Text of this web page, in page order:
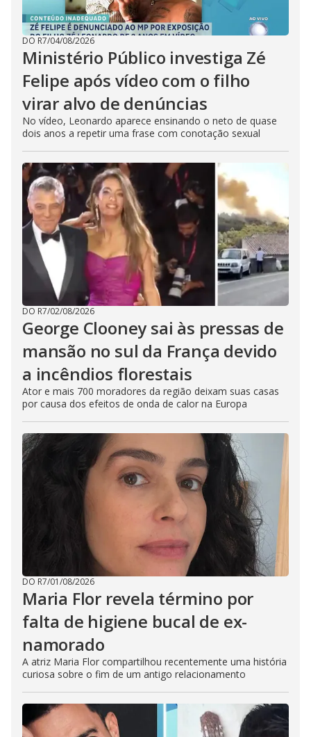
DO R7/04/08/2026
Ministério Público investiga Zé
Felipe após vídeo com o filho
virar alvo de denúncias
No vídeo, Leonardo aparece ensinando o neto de quase
dois anos a repetir uma frase com conotação sexual
DO R7/02/08/2026
George Clooney sai às pressas de
mansão no sul da França devido
a incêndios florestais
Ator e mais 700 moradores da região deixam suas casas
por causa dos efeitos de onda de calor na Europa
DO R7/01/08/2026
Maria Flor revela término por
falta de higiene bucal de ex-
namorado
A atriz Maria Flor compartilhou recentemente uma história
curiosa sobre o fim de um antigo relacionamento